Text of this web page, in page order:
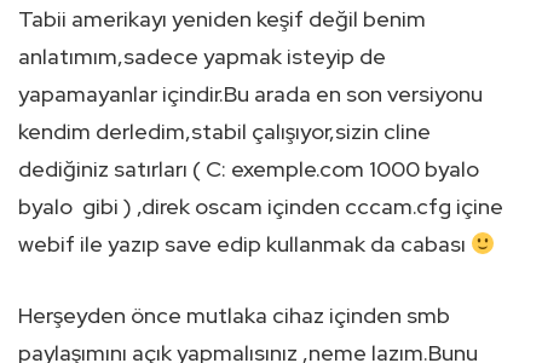
Tabii amerikayı yeniden keşif değil benim
anlatımım,sadece yapmak isteyip de
yapamayanlar içindir.Bu arada en son versiyonu
kendim derledim,stabil çalışıyor,sizin cline
dediğiniz satırları ( C: exemple.com 1000 byalo
byalo gibi ) ,direk oscam içinden cccam.cfg içine
webif ile yazıp save edip kullanmak da cabası
Herşeyden önce mutlaka cihaz içinden smb
paylaşımını açık yapmalısınız ,neme lazım.Bunu